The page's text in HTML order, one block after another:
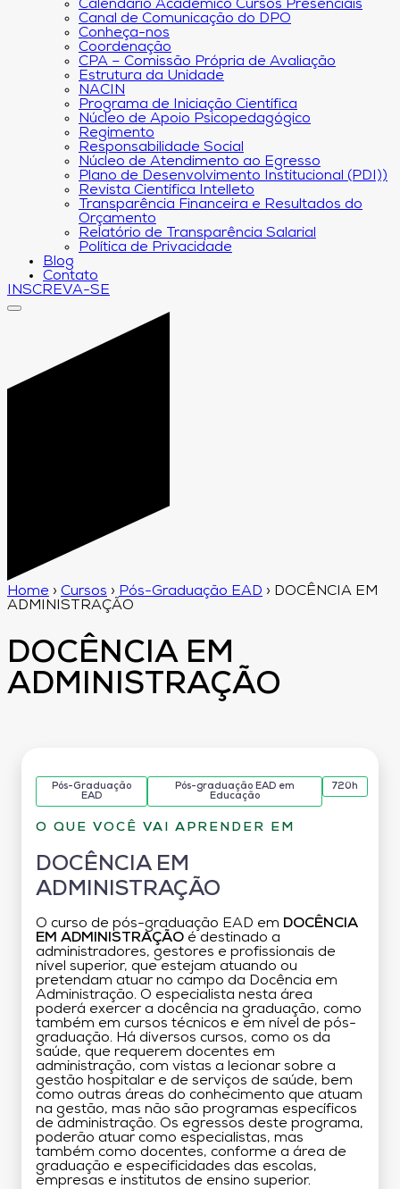
Calendário Acadêmico Cursos Presenciais
Canal de Comunicação do DPO
Conheça-nos
Coordenação
CPA – Comissão Própria de Avaliação
Estrutura da Unidade
NACIN
Programa de Iniciação Científica
Núcleo de Apoio Psicopedagógico
Regimento
Responsabilidade Social
Núcleo de Atendimento ao Egresso
Plano de Desenvolvimento Institucional (PDI))
Revista Científica Intelleto
Transparência Financeira e Resultados do
Orçamento
Relatório de Transparência Salarial
Política de Privacidade
Blog
Contato
INSCREVA-SE
Home › Cursos › Pós-Graduação EAD › DOCÊNCIA EM
ADMINISTRAÇÃO
DOCÊNCIA EM
ADMINISTRAÇÃO
Pós-Graduação
EAD
Pós-graduação EAD em
Educação
720h
O QUE VOCÊ VAI APRENDER EM
DOCÊNCIA EM
ADMINISTRAÇÃO
O curso de pós-graduação EAD em DOCÊNCIA
EM ADMINISTRAÇÃO é destinado a
administradores, gestores e profissionais de
nível superior, que estejam atuando ou
pretendam atuar no campo da Docência em
Administração. O especialista nesta área
poderá exercer a docência na graduação, como
também em cursos técnicos e em nível de pós-
graduação. Há diversos cursos, como os da
saúde, que requerem docentes em
administração, com vistas a lecionar sobre a
gestão hospitalar e de serviços de saúde, bem
como outras áreas do conhecimento que atuam
na gestão, mas não são programas específicos
de administração. Os egressos deste programa,
poderão atuar como especialistas, mas
também como docentes, conforme a área de
graduação e especificidades das escolas,
empresas e institutos de ensino superior.